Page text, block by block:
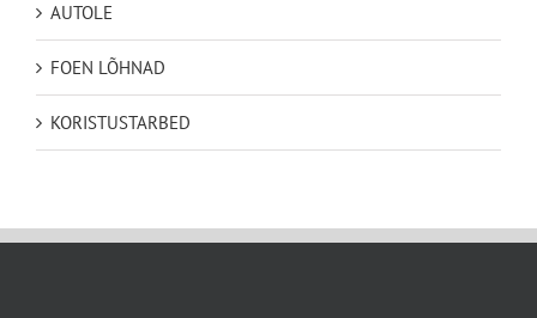
AUTOLE
FOEN LÕHNAD
KORISTUSTARBED